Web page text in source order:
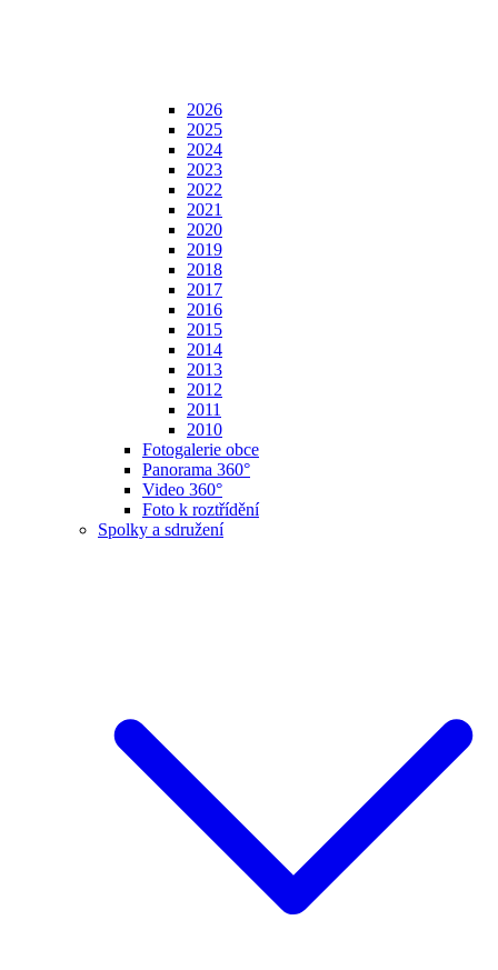
2026
2025
2024
2023
2022
2021
2020
2019
2018
2017
2016
2015
2014
2013
2012
2011
2010
Fotogalerie obce
Panorama 360°
Video 360°
Foto k roztřídění
Spolky a sdružení